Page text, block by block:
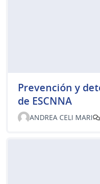
Prevención y
de ESCNNA
ANDREA CELI MARI